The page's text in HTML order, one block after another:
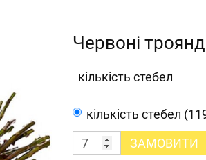
Червоні
кількість стебел
кількість стебел
ЗАМОВИТИ